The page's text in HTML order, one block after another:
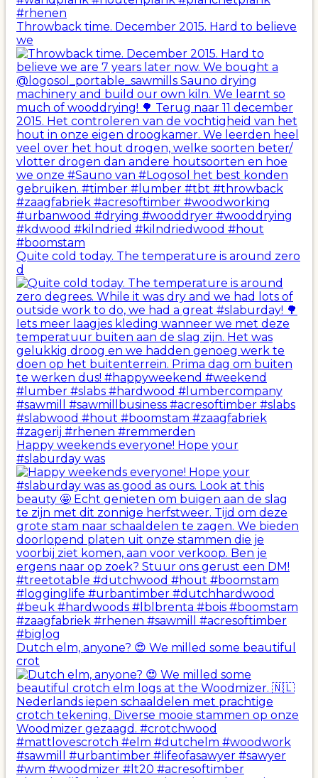
Throwback time. December 2015. Hard to believe
we
Quite cold today. The temperature is around zero
d
Happy weekends everyone! Hope your
#slaburday was
Dutch elm, anyone? 😍 We milled some beautiful
crot